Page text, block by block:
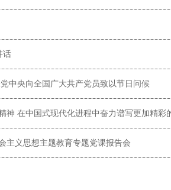
话
中央向全国广大共产党员致以节日问候
神 在中国式现代化进程中奋力谱写更加精彩
主义思想主题教育专题党课报告会